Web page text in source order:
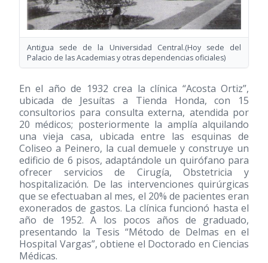
Antigua sede de la Universidad Central.(Hoy sede del
Palacio de las Academias y otras dependencias oficiales)
En el año de 1932 crea la clínica “Acosta Ortiz”,
ubicada de Jesuítas a Tienda Honda, con 15
consultorios para consulta externa, atendida por
20 médicos; posteriormente la amplía alquilando
una vieja casa, ubicada entre las esquinas de
Coliseo a Peinero, la cual demuele y construye un
edificio de 6 pisos, adaptándole un quirófano para
ofrecer servicios de Cirugía, Obstetricia y
hospitalización. De las intervenciones quirúrgicas
que se efectuaban al mes, el 20% de pacientes eran
exonerados de gastos. La clínica funcionó hasta el
año de 1952. A los pocos años de graduado,
presentando la Tesis “Método de Delmas en el
Hospital Vargas”, obtiene el Doctorado en Ciencias
Médicas.